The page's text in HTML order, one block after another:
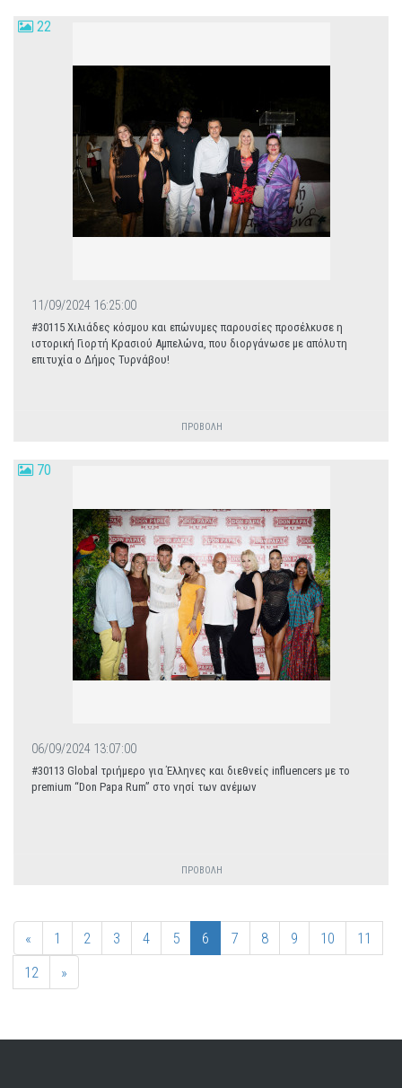
22
11/09/2024 16:25:00
#30115 Χιλιάδες κόσμου και επώνυμες παρουσίες προσέλκυσε η
ιστορική Γιορτή Κρασιού Αμπελώνα, που διοργάνωσε με απόλυτη
επιτυχία ο Δήμος Τυρνάβου!
ΠΡΟΒΟΛΗ
70
06/09/2024 13:07:00
#30113 Global τριήμερο για Έλληνες και διεθνείς influencers με το
premium “Don Papa Rum” στο νησί των ανέμων
ΠΡΟΒΟΛΗ
« 1 2 3 4 5 6 7 8 9 10
11
12
»